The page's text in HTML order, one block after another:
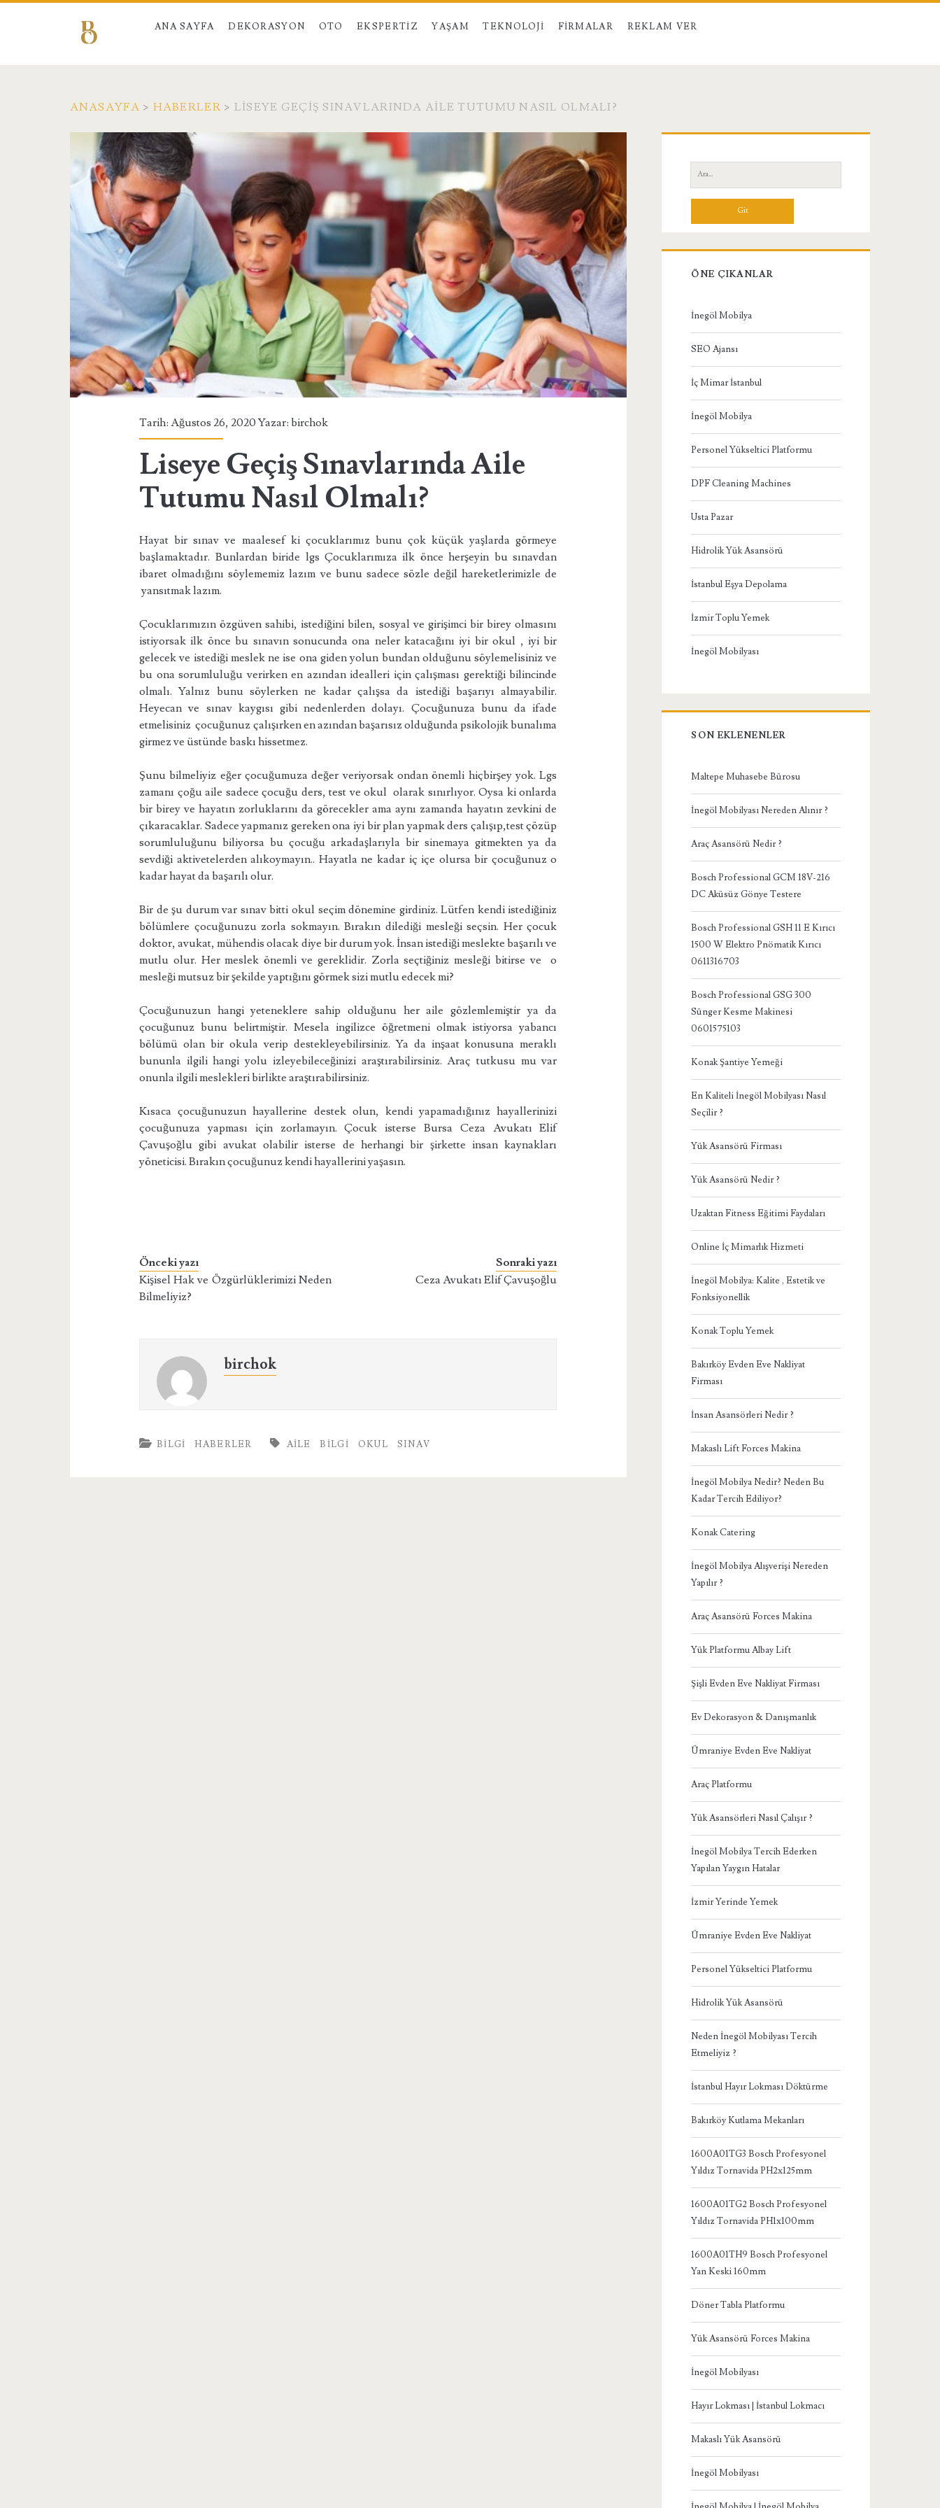
ANA SAYFA DEKORASYON OTO EKSPERTIZ YAŞAM TEKNOLOJI FIRMALAR REKLAM VER
ANASAYFA > HABERLER> LISEYE GEÇIŞ SINAVLARINDA AILE TUTUMU NASIL OLMALI?
Tarih: Ağustos 26, 2020 Yazar:birchok
Liseye Geçiş Sınavlarında Aile
Tutumu Nasıl Olmalı?
Hayat bir sınav ve maalesef ki çocuklarımız bunu çok küçük yaşlarda görmeye
başlamaktadır. Bunlardan biride lgs Çocuklarımıza ilk önce herşeyin bu sınavdan
ibaret olmadığını söylememiz lazım ve bunu sadece sözle değil hareketlerimizle de
yansıtmak lazım.
Çocuklarımızın özgüven sahibi, istediğini bilen, sosyal ve girişimci bir birey olmasını
istiyorsak ilk önce bu sınavın sonucunda ona neler katacağını iyi bir okul , iyi bir
gelecek ve istediği meslek ne ise ona giden yolun bundan olduğunu söylemelisiniz ve
bu ona sorumluluğu verirken en azından idealleri için çalışması gerektiği bilincinde
olmalı. Yalnız bunu söylerken ne kadar çalışsa da istediği başarıyı almayabilir.
Heyecan ve sınav kaygısı gibi nedenlerden dolayı. Çocuğunuza bunu da ifade
etmelisiniz çocuğunuz çalışırken en azından başarısız olduğunda psikolojik bunalıma
girmez ve üstünde baskı hissetmez.
Şunu bilmeliyiz eğer çocuğumuza değer veriyorsak ondan önemli hiçbirşey yok. Lgs
zamanı çoğu aile sadece çocuğu ders, test ve okul olarak sınırlıyor. Oysa ki onlarda
bir birey ve hayatın zorluklarını da görecekler ama aynı zamanda hayatın zevkini de
çıkaracaklar. Sadece yapmanız gereken ona iyi bir plan yapmak ders çalışıp,test çözüp
sorumluluğunu biliyorsa bu çocuğu arkadaşlarıyla bir sinemaya gitmekten ya da
sevdiği aktivetelerden alıkoymayın.. Hayatla ne kadar iç içe olursa bir çocuğunuz o
kadar hayat da başarılı olur.
Bir de şu durum var sınav bitti okul seçim dönemine girdiniz. Lütfen kendi istediğiniz
bölümlere çocuğunuzu zorla sokmayın. Bırakın dilediği mesleği seçsin. Her çocuk
doktor, avukat, mühendis olacak diye bir durum yok. İnsan istediği meslekte başarılı ve
mutlu olur. Her meslek önemli ve gereklidir. Zorla seçtiğiniz mesleği bitirse ve o
mesleği mutsuz bir şekilde yaptığını görmek sizi mutlu edecek mi?
Çocuğunuzun hangi yeteneklere sahip olduğunu her aile gözlemlemiştir ya da
çocuğunuz bunu belirtmiştir. Mesela ingilizce öğretmeni olmak istiyorsa yabancı
bölümü olan bir okula verip destekleyebilirsiniz. Ya da inşaat konusuna meraklı
bununla ilgili hangi yolu izleyebileceğinizi araştırabilirsiniz. Araç tutkusu mu var
onunla ilgili meslekleri birlikte araştırabilirsiniz.
Kısaca çocuğunuzun hayallerine destek olun, kendi yapamadığınız hayallerinizi
çocuğunuza yapması için zorlamayın. Çocuk isterse Bursa Ceza Avukatı Elif
Çavuşoğlu gibi avukat olabilir isterse de herhangi bir şirkette insan kaynakları
yöneticisi. Bırakın çocuğunuz kendi hayallerini yaşasın.
Önceki yazı
Kişisel Hak ve Özgürlüklerimizi Neden
Bilmeliyiz?
Sonraki yazı
Ceza Avukatı Elif Çavuşoğlu
birchok
BILGI HABERLER AILE BILGI OKUL SINAV
Yan
Menü
Ara:
ÖNE ÇIKANLAR
İnegöl Mobilya
SEO Ajansı
İç Mimar İstanbul
İnegöl Mobilya
Personel Yükseltici Platformu
DPF Cleaning Machines
Usta Pazar
Hidrolik Yük Asansörü
İstanbul Eşya Depolama
İzmir Toplu Yemek
İnegöl Mobilyası
SON EKLENENLER
Maltepe Muhasebe Bürosu
İnegöl Mobilyası Nereden Alınır ?
Araç Asansörü Nedir ?
Bosch Professional GCM 18V-216
DC Aküsüz Gönye Testere
Bosch Professional GSH 11 E Kırıcı
1500 W Elektro Pnömatik Kırıcı
0611316703
Bosch Professional GSG 300
Sünger Kesme Makinesi
0601575103
Konak Şantiye Yemeği
En Kaliteli İnegöl Mobilyası Nasıl
Seçilir ?
Yük Asansörü Firması
Yük Asansörü Nedir ?
Uzaktan Fitness Eğitimi Faydaları
Online İç Mimarlık Hizmeti
İnegöl Mobilya: Kalite , Estetik ve
Fonksiyonellik
Konak Toplu Yemek
Bakırköy Evden Eve Nakliyat
Firması
İnsan Asansörleri Nedir ?
Makaslı Lift Forces Makina
İnegöl Mobilya Nedir? Neden Bu
Kadar Tercih Ediliyor?
Konak Catering
İnegöl Mobilya Alışverişi Nereden
Yapılır ?
Araç Asansörü Forces Makina
Yük Platformu Albay Lift
Şişli Evden Eve Nakliyat Firması
Ev Dekorasyon & Danışmanlık
Ümraniye Evden Eve Nakliyat
Araç Platformu
Yük Asansörleri Nasıl Çalışır ?
İnegöl Mobilya Tercih Ederken
Yapılan Yaygın Hatalar
İzmir Yerinde Yemek
Ümraniye Evden Eve Nakliyat
Personel Yükseltici Platformu
Hidrolik Yük Asansörü
Neden İnegöl Mobilyası Tercih
Etmeliyiz ?
İstanbul Hayır Lokması Döktürme
Bakırköy Kutlama Mekanları
1600A01TG3 Bosch Profesyonel
Yıldız Tornavida PH2x125mm
1600A01TG2 Bosch Profesyonel
Yıldız Tornavida PH1x100mm
1600A01TH9 Bosch Profesyonel
Yan Keski 160mm
Döner Tabla Platformu
Yük Asansörü Forces Makina
İnegöl Mobilyası
Hayır Lokması | İstanbul Lokmacı
Makaslı Yük Asansörü
İnegöl Mobilyası